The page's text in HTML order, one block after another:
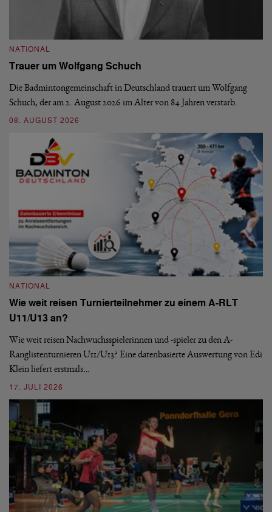
NATIONAL
Trauer um Wolfgang Schuch
Die Badmintongemeinschaft in Deutschland trauert um Wolfgang
Schuch, der am 2. August 2026 im Alter von 84 Jahren verstarb.
08. AUGUST 2026
NATIONAL
Wie weit reisen Turnierteilnehmer zu einem A-RLT
U11/U13 an?
Wie weit reisen Nachwuchsspielerinnen und -spieler zu den A-
Ranglistenturnieren U11/U13? Eine datenbasierte Auswertung von Edi
Klein liefert erstmals…
17. JULI 2026